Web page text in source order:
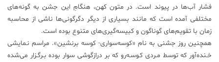
عکس
پادکست
فشار آب‌ها در پیوند است. در متون کهن، هنگامِ این جشن به گونه‌های
مختلفی آمده است که مانند بسیاری از دیگر دگرگونی‌ها ناشی از محاسبه
زمان با تقویم‌های گوناگون و کبیسه‌گیری‌های متنوع بوده است.
همچنین روز جشنی به نام «کوسه‌سواری- کوسه برنشین». مراسم نـمایشی
خـنده‌آور که توسط مـردی کـوسـه‌رو که بر دراز‌گوشی سوار بوده بـرگـزار می‌شده